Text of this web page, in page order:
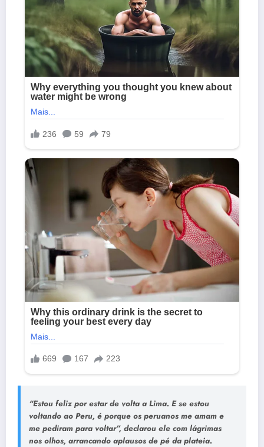
“Estou feliz por estar de volta a Lima. E se estou
voltando ao Peru, é porque os peruanos me amam e
me pediram para voltar”, declarou ele com lágrimas
nos olhos, arrancando aplausos de pé da plateia.